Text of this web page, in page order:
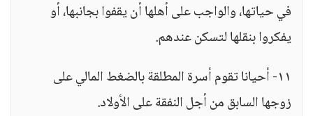
في حياتها، والواجب على أهلها أن يقفوا بجانبها، أو
يفكروا بنقلها لتسكن عندهم.
١١- أحيانا تقوم أسرة المطلقة بالضغط المالي على
زوجها السابق من أجل النفقة على الأولاد.